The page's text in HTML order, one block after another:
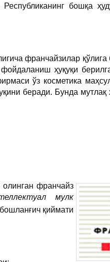
бошқа
франчайзилар
ҳуқуқи
ўз косметика
беради. Бунда мутлақ
олинган франчайз
мулк
қиймати